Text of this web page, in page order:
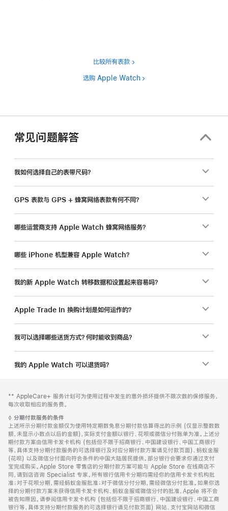
比较所有表款
选购 Apple Watch
常见问题解答
我如何选择自己的表带尺码？
GPS 表款与 GPS + 蜂窝网络表款有何不同？
哪些运营商支持 Apple Watch 蜂窝网络服务？
哪些 iPhone 机型兼容 Apple Watch？
我的新 Apple Watch 转移数据和设置起来容易吗？
Apple Trade In 换购计划是如何运作的？
我可以选择哪些送货方式？何时能收到商品？
我的 Apple Watch 可以退货吗？
页
页
脚
脚
注
** AppleCare+ 服务计划可为使用过程中发生的意外损坏提供不限次数的保修服务，
每次收取相应的服务费。
脚
注
◊ 分期付款服务的条件
上述所示分期付款金额仅为使用特定期数免息分期付款估算得出的示例 (仅显示整数数
额，未显示小数点以后的金额)，实际支付金额以银行、花呗或微信分付账单为准。上述分
期付款方案由信用卡发卡机构 (包括但不限于招商银行、中国建设银行、中国工商银行
等，具体支持分期付款服务的可选择银行及对应分期付款方案请见付款页面)、蚂蚁金服
(花呗) 以及微信分付面向符合条件的中国大陆居民提供。部分银行会要求你通过支付
宝完成购买。Apple Store 零售店的分期付款方案可能与 Apple Store 在线商店不
同，请到店咨询 Specialist 专家。所有银行信用卡分期均需经你的信用卡发卡机构批
准；对于花呗分期，需经蚂蚁金服批准；对于微信分付分期，需经微信分付批准。如果你选
择的分期付款方案未获得信用卡发卡机构、蚂蚁金服或微信分付的批准，Apple 将不会
被告知原因。请参阅信用卡发卡机构 (包括但不限于招商银行、中国建设银行、中国工商
银行等，具体支持分期付款服务的可选择银行请见付款页面) 网站、支付宝网站和微信